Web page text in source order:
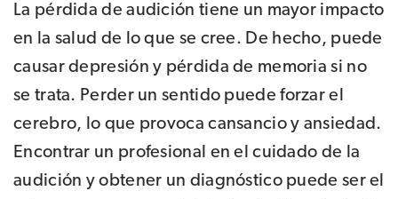
La pérdida de audición tiene un mayor impacto
en la salud de lo que se cree. De hecho, puede
causar depresión y pérdida de memoria si no
se trata. Perder un sentido puede forzar el
cerebro, lo que provoca cansancio y ansiedad.
Encontrar un profesional en el cuidado de la
audición y obtener un diagnóstico puede ser el